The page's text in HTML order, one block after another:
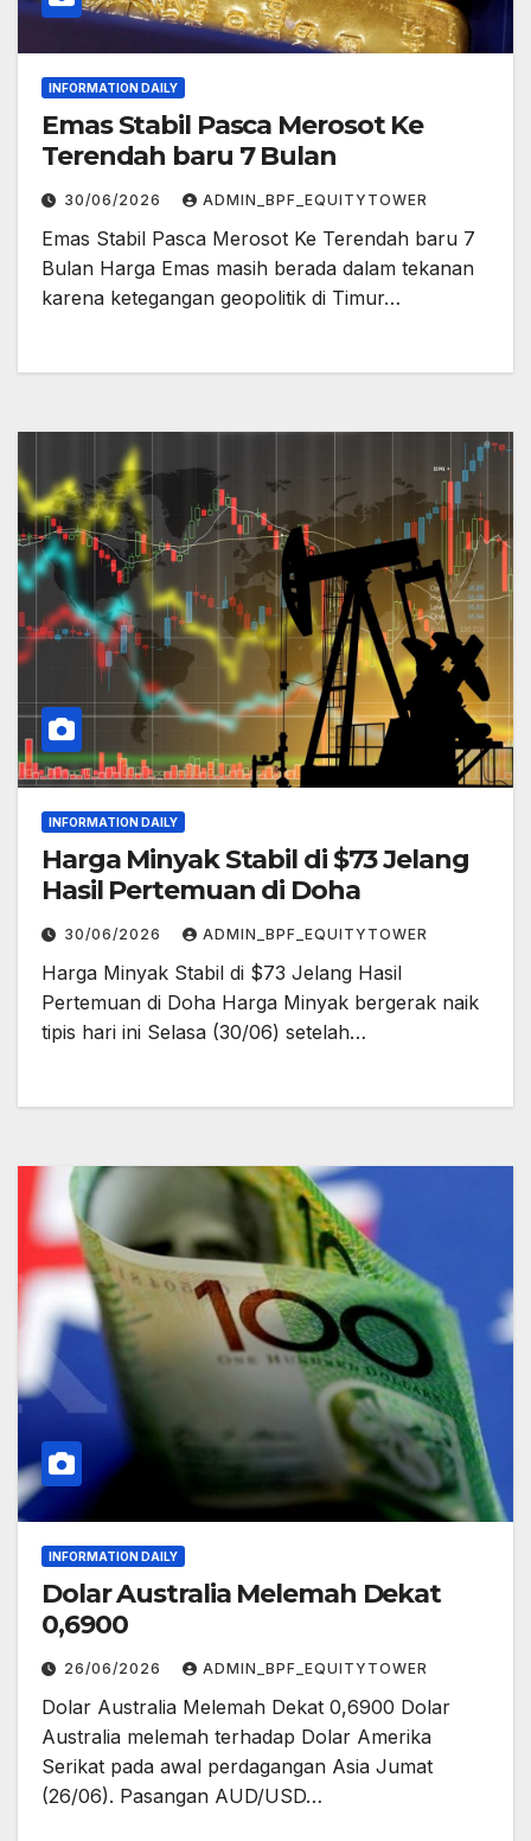
INFORMATION DAILY
Emas Stabil Pasca Merosot Ke
Terendah baru 7 Bulan
30/06/2026 ADMIN_BPF_EQUITYTOWER
Emas Stabil Pasca Merosot Ke Terendah baru 7
Bulan Harga Emas masih berada dalam tekanan
karena ketegangan geopolitik di Timur…
INFORMATION DAILY
Harga Minyak Stabil di $73 Jelang
Hasil Pertemuan di Doha
30/06/2026 ADMIN_BPF_EQUITYTOWER
Harga Minyak Stabil di $73 Jelang Hasil
Pertemuan di Doha Harga Minyak bergerak naik
tipis hari ini Selasa (30/06) setelah…
INFORMATION DAILY
Dolar Australia Melemah Dekat
0,6900
26/06/2026 ADMIN_BPF_EQUITYTOWER
Dolar Australia Melemah Dekat 0,6900 Dolar
Australia melemah terhadap Dolar Amerika
Serikat pada awal perdagangan Asia Jumat
(26/06). Pasangan AUD/USD…